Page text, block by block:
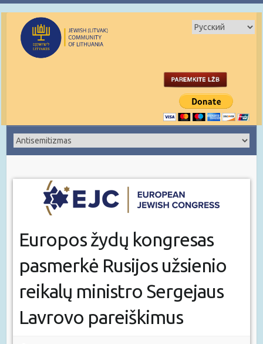
Europos žydų kongresas
pasmerkė Rusijos užsienio
reikalų ministro Sergejaus
Lavrovo pareiškimus